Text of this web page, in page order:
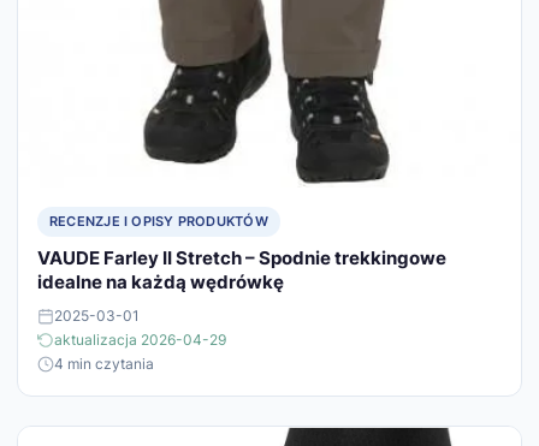
RECENZJE I OPISY PRODUKTÓW
VAUDE Farley II Stretch – Spodnie trekkingowe
idealne na każdą wędrówkę
2025-03-01
aktualizacja 2026-04-29
4 min czytania